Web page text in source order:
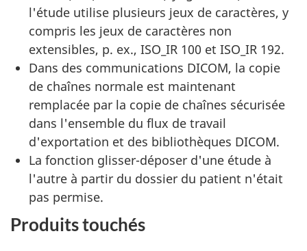
l'étude utilise plusieurs jeux de caractères, y
compris les jeux de caractères non
extensibles, p. ex., ISO_IR 100 et ISO_IR 192.
Dans des communications DICOM, la copie
de chaînes normale est maintenant
remplacée par la copie de chaînes sécurisée
dans l'ensemble du flux de travail
d'exportation et des bibliothèques DICOM.
La fonction glisser-déposer d'une étude à
l'autre à partir du dossier du patient n'était
pas permise.
Produits touchés